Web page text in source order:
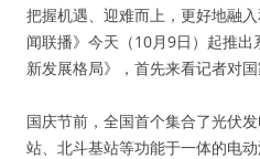
把握机遇、迎难而上，更好地融
闻联播》今天（10月9日）起推出
新发展格局》，首先来看记者对国
国庆节前，全国首个集合了光伏
站、北斗基站等功能于一体的电